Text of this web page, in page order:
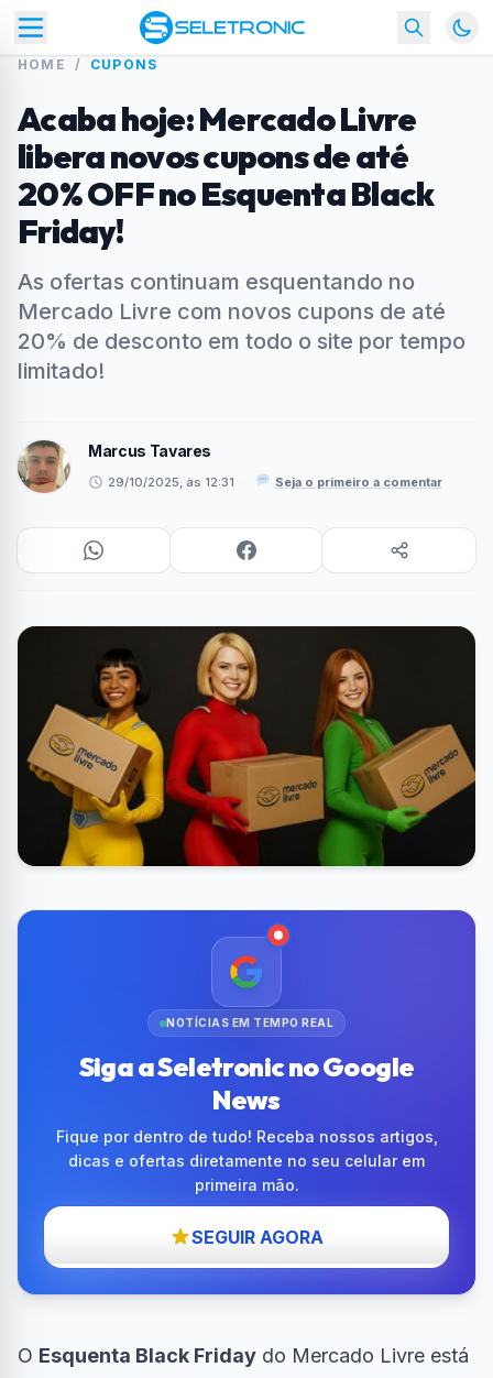
HOME / CUPONS
Acaba hoje: Mercado Livre
libera novos cupons de até
20% OFF no Esquenta Black
Friday!
As ofertas continuam esquentando no
Mercado Livre com novos cupons de até
20% de desconto em todo o site por tempo
limitado!
Marcus Tavares
29/10/2025, às 12:31 · Seja o primeiro a comentar
NOTÍCIAS EM TEMPO REAL
Siga a Seletronic no Google
News
Fique por dentro de tudo! Receba nossos artigos,
dicas e ofertas diretamente no seu celular em
primeira mão.
SEGUIR AGORA
O Esquenta Black Friday do Mercado Livre está